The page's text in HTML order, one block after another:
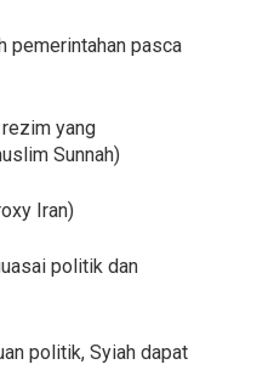
pemerintahan pasca
yang
Sunnah)
Iran)
politik dan
politik, Syiah dapat